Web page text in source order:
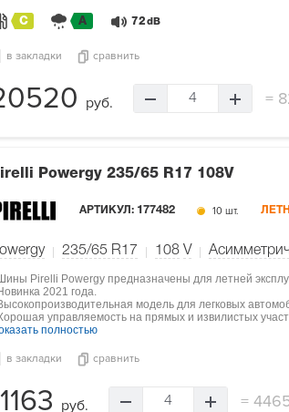
C A 72 dB
в закладки сравнить
руб. 4 =
Powergy 235/65 R17 108V
АРТИКУЛ: 177482 10 шт.
235/65 R17 108 V
Pirelli Powergy предназначены для летней
2021 года.
модель для легковых
управляемость на прямых и извилистых
полностью
в закладки сравнить
руб. 4 =